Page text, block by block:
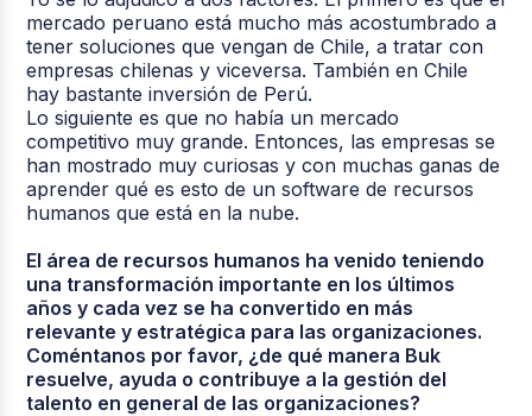
mercado peruano está mucho más acostumbrado a
tener soluciones que vengan de Chile, a tratar con
empresas chilenas y viceversa. También en Chile
hay bastante inversión de Perú.
Lo siguiente es que no había un mercado
competitivo muy grande. Entonces, las empresas se
han mostrado muy curiosas y con muchas ganas de
aprender qué es esto de un software de recursos
humanos que está en la nube.
El área de recursos humanos ha venido teniendo
una transformación importante en los últimos
años y cada vez se ha convertido en más
relevante y estratégica para las organizaciones.
Coméntanos por favor, ¿de qué manera Buk
resuelve, ayuda o contribuye a la gestión del
talento en general de las organizaciones?